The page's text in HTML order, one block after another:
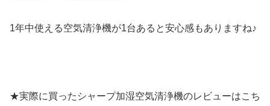
1年中使える空気清浄機が1台あると安心感もありますね♪
★実際に買ったシャープ加湿空気清浄機のレビューはこち